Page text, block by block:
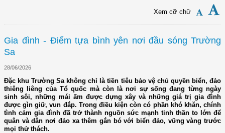
Xem cỡ chữ
Gia đình - Điểm tựa bình yên nơi đầu sóng Trường
Sa
28/06/2026
Đặc khu Trường Sa không chỉ là tiền tiêu bảo vệ chủ quyền biển, đảo
thiêng liêng của Tổ quốc mà còn là nơi sự sống đang từng ngày
sinh sôi, những mái ấm được dựng xây và những giá trị gia đình
được gìn giữ, vun đắp. Trong điều kiện còn có phần khó khăn, chính
tình cảm gia đình đã trở thành nguồn sức mạnh tinh thần to lớn để
quân và dân nơi đảo xa thêm gắn bó với biển đảo, vững vàng trước
mọi thử thách.